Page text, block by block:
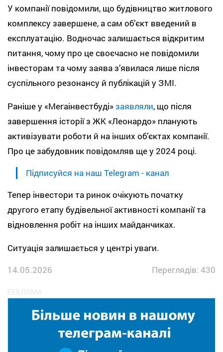
У компанії повідомили, що будівництво житлового
комплексу завершене, а сам об’єкт введений в
експлуатацію. Водночас залишається відкритим
питання, чому про це своєчасно не повідомили
інвесторам та чому заява з’явилася лише після
суспільного резонансу й публікацій у ЗМІ.
Раніше у «Мегаінвестбуді»заявляли, що після
завершення історії з ЖК «Леонардо» планують
активізувати роботи й на інших об’єктах компанії.
Про це забудовник повідомляв ще у 2024 році.
Підписуйся на наш Telegram - канал
Тепер інвестори та ринок очікують початку
другого етапу будівельної активності компанії та
відновлення робіт на інших майданчиках.
Ситуація залишається у центрі уваги.
14.05.2026
Переглядів: 430